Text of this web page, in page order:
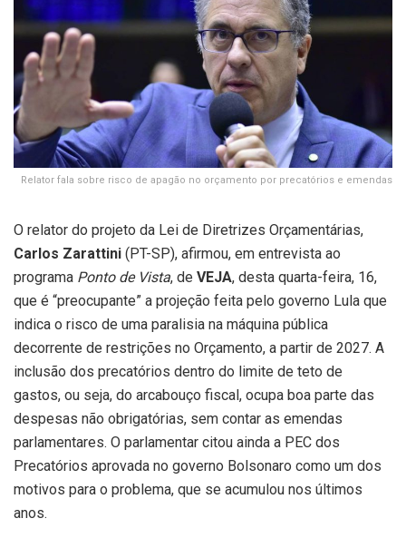
Relator fala sobre risco de apagão no orçamento por precatórios e emendas
O relator do projeto da Lei de Diretrizes Orçamentárias,
Carlos Zarattini (PT-SP), afirmou, em entrevista ao
programa Ponto de Vista, de VEJA, desta quarta-feira, 16,
que é “preocupante” a projeção feita pelo governo Lula que
indica o risco de uma paralisia na máquina pública
decorrente de restrições no Orçamento, a partir de 2027. A
inclusão dos precatórios dentro do limite de teto de
gastos, ou seja, do arcabouço fiscal, ocupa boa parte das
despesas não obrigatórias, sem contar as emendas
parlamentares. O parlamentar citou ainda a PEC dos
Precatórios aprovada no governo Bolsonaro como um dos
motivos para o problema, que se acumulou nos últimos
anos.